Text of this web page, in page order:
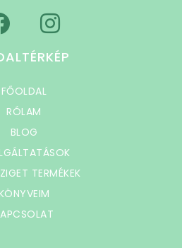
FŐOLDAL
RÓLAM
BLOG
TERMÉKEK
KÖNYVEIM